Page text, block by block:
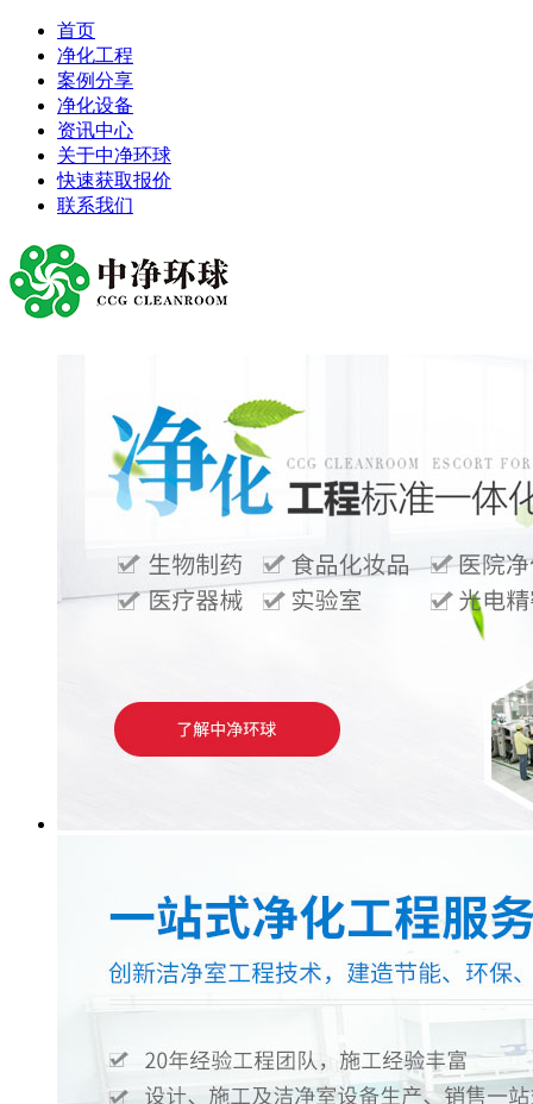
首页
净化工程
案例分享
净化设备
资讯中心
关于中净环球
快速获取报价
联系我们